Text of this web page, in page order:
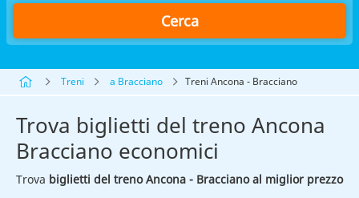
Cerca
Treni a Bracciano Treni Ancona - Bracciano
Trova biglietti del treno Ancona
Bracciano economici
Trova biglietti del treno Ancona - Bracciano al miglior prezzo